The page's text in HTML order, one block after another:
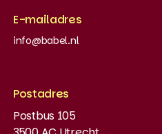
E-mailadres
info@babel.nl
Postadres
Postbus 105